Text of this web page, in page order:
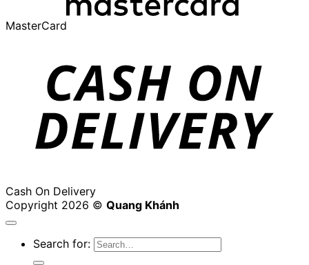
MasterCard
Cash On Delivery
Copyright 2026 © Quang Khánh
Search for: